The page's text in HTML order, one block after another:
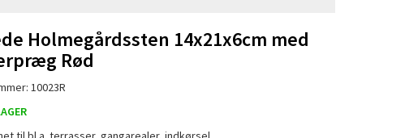
Holmegårdssten 14x21x6cm med
Rød
10023R